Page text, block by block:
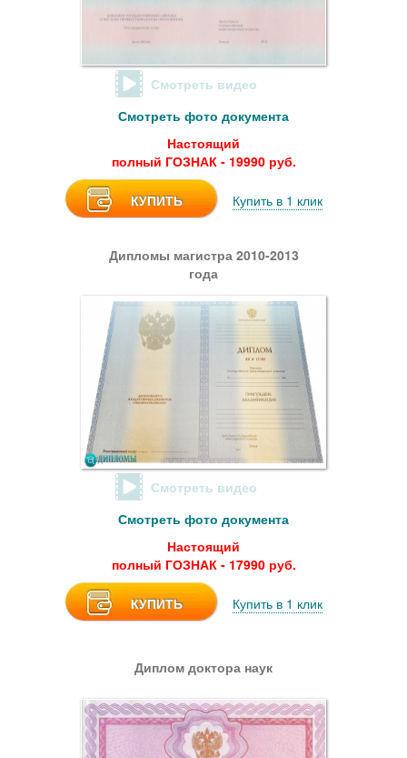
Смотреть видео
Смотреть фото документа
Настоящий
полный ГОЗНАК - 19990 руб.
КУПИТЬ Купить в 1 клик
Дипломы магистра 2010-2013
года
Смотреть видео
Смотреть фото документа
Настоящий
полный ГОЗНАК - 17990 руб.
КУПИТЬ Купить в 1 клик
Диплом доктора наук